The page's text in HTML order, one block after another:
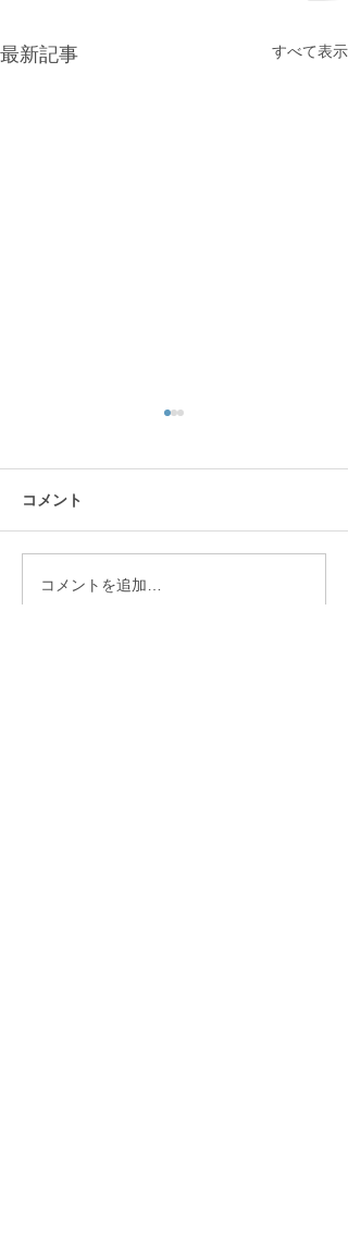
最新記事 すべて表示
今年も一年間ありがとう
コメント
コメントを追加…